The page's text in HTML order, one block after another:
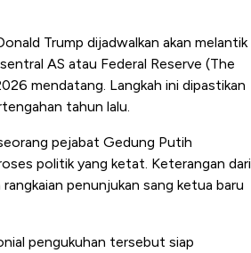
Trump dijadwalkan akan melantik
AS atau Federal Reserve (The
mendatang. Langkah ini dipastikan
tahun lalu.
pejabat Gedung Putih
politik yang ketat. Keterangan dari
penunjukan sang ketua baru
pengukuhan tersebut siap